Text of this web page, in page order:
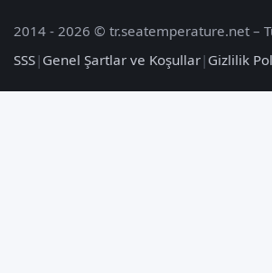
2014 - 2026 © tr.seatemperature.net –
SSS| Genel Şartlar ve Koşullar| Gizlilik